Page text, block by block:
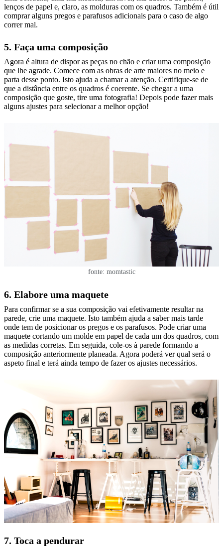
lenços de papel e, claro, as molduras com os quadros. Também é útil
comprar alguns pregos e parafusos adicionais para o caso de algo
correr mal.
5. Faça uma composição
Agora é altura de dispor as peças no chão e criar uma composição
que lhe agrade. Comece com as obras de arte maiores no meio e
parta desse ponto. Isto ajuda a chamar a atenção. Certifique-se de
que a distância entre os quadros é coerente. Se chegar a uma
composição que goste, tire uma fotografia! Depois pode fazer mais
alguns ajustes para selecionar a melhor opção!
fonte: momtastic
6. Elabore uma maquete
Para confirmar se a sua composição vai efetivamente resultar na
parede, crie uma maquete. Isto também ajuda a saber mais tarde
onde tem de posicionar os pregos e os parafusos. Pode criar uma
maquete cortando um molde em papel de cada um dos quadros, com
as medidas corretas. Em seguida, cole-os à parede formando a
composição anteriormente planeada. Agora poderá ver qual será o
aspeto final e terá ainda tempo de fazer os ajustes necessários.
7. Toca a pendurar